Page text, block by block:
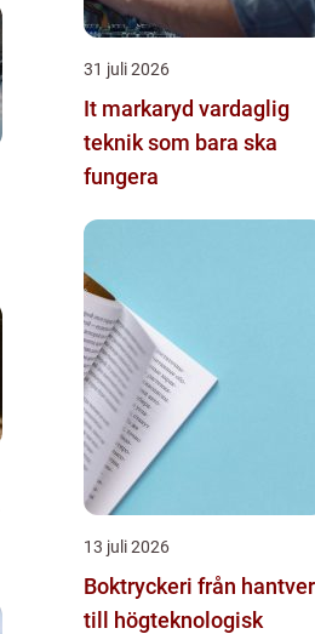
31 juli 2026
It markaryd vardaglig
teknik som bara ska
fungera
13 juli 2026
Boktryckeri från hantverk
till högteknologisk